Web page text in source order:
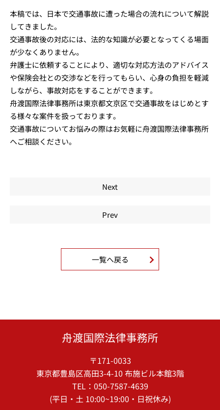
本稿では、日本で交通事故に遭った場合の流れについて解説
してきました。
交通事故後の対応には、法的な知識が必要となってくる場面
が少なくありません。
弁護士に依頼することにより、適切な対応方法のアドバイス
や保険会社との交渉などを行ってもらい、心身の負担を軽減
しながら、事故対応をすることができます。
舟渡国際法律事務所は東京都文京区で交通事故をはじめとす
る様々な案件を扱っております。
交通事故についてお悩みの際はお気軽に舟渡国際法律事務所
へご相談ください。
Prev
Next
一覧へ戻る
〒171-0033
東京都豊島区高田3-4-10 布施ビル本館3階
TEL：050-7587-4639
(平日・土 10:00~19:00・日祝休み)